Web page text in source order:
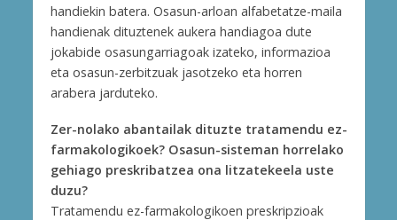
handiekin batera. Osasun-arloan alfabetatze-maila
handienak dituztenek aukera handiagoa dute
jokabide osasungarriagoak izateko, informazioa
eta osasun-zerbitzuak jasotzeko eta horren
arabera jarduteko.
Zer-nolako abantailak dituzte tratamendu ez-
farmakologikoek? Osasun-sisteman horrelako
gehiago preskribatzea ona litzatekeela uste
duzu?
Tratamendu ez-farmakologikoen preskripzioak